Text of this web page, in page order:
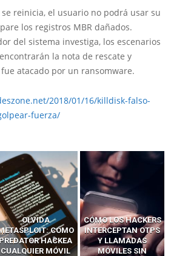
reinicia, el usuario no podrá usar su
los registros MBR dañados.
del sistema investiga, los escenarios
la nota de rescate y
atacado por un ransomware.
2018/01/16/killdisk-falso-
fuerza/
OLVIDA
CÓMO
HACKEA
CUALQUIER MÓVIL
CÓMO LOS HACKERS
INTERCEPTAN OTPS
Y LLAMADAS
MÓVILES SIN